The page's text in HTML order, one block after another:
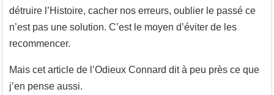
détruire l’Histoire, cacher nos erreurs, oublier le passé ce
n’est pas une solution. C’est le moyen d’éviter de les
recommencer.
Mais cet article de l’Odieux Connard dit à peu près ce que
j’en pense aussi.